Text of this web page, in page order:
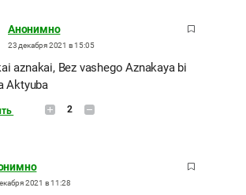
Анонимно
23 декабря 2021 в 15:05
aznakai, Bez vashego Aznakaya bi
Aktyuba
2
2021 в 11:28